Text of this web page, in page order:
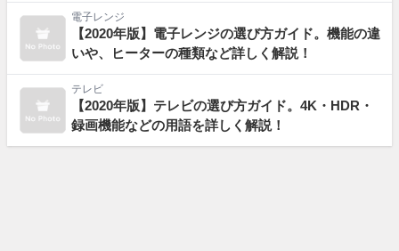
電子レンジ
【2020年版】電子レンジの選び方ガイド。機能の違
いや、ヒーターの種類など詳しく解説！
テレビ
【2020年版】テレビの選び方ガイド。4K・HDR・
録画機能などの用語を詳しく解説！